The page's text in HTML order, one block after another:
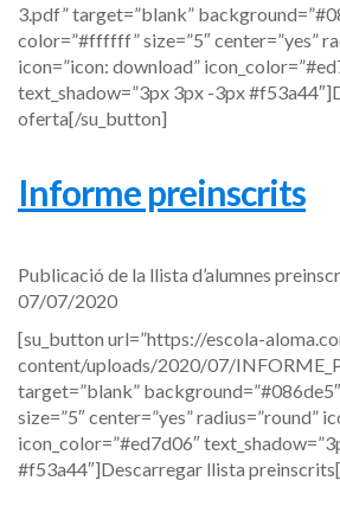
3.pdf” target=”blank”
color=”#ffffff” size=”5″ center=”yes”
icon=”icon: download”
text_shadow=”3px 3px -3px
oferta[/su_button]
Informe preinscrits
Publicació de la llista d’alumnes
07/07/2020
[su_button url=”https://escola-
content/uploads/2020/07/
target=”blank”
size=”5″ center=”yes” radius=”round”
icon_color=”#ed7d06″
#f53a44″]Descarregar llista